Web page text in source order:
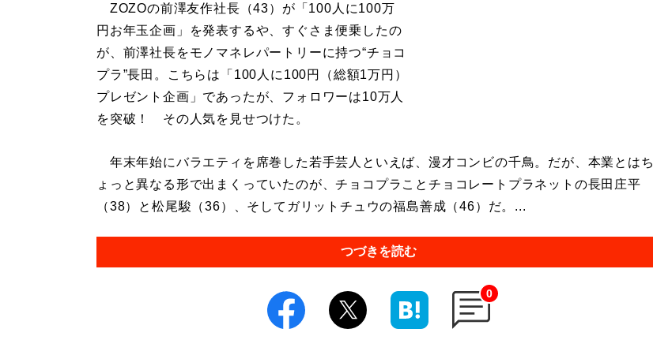
ZOZOの前澤友作社長（43）が「100人に100万
円お年玉企画」を発表するや、すぐさま便乗したの
が、前澤社長をモノマネレパートリーに持つ“チョコ
プラ”長田。こちらは「100人に100円（総額1万円）
プレゼント企画」であったが、フォロワーは10万人
を突破！ その人気を見せつけた。
年末年始にバラエティを席巻した若手芸人といえば、漫才コンビの千鳥。だが、本業とはち
ょっと異なる形で出まくっていたのが、チョコプラことチョコレートプラネットの長田庄平
（38）と松尾駿（36）、そしてガリットチュウの福島善成（46）だ。...
つづきを読む
0